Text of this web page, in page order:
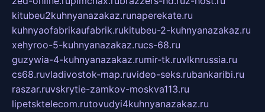
kitubeu2kuhnyanazakaz.runaperekate.ru
kuhnyaofabrikaufabrik.rukitubeu-2-kuhnyanazakaz.ru
xehyroo-5-kuhnyanazakaz.rucs-68.ru
guzywia-4-kuhnyanazakaz.rumir-tk.ruvlknrussia.ru
cs68.ruvladivostok-map.ruvideo-seks.rubankaribi.ru
raszar.ruvskrytie-zamkov-moskva113.ru
lipetsktelecom.rutovudyi4kuhnyanazakaz.ru